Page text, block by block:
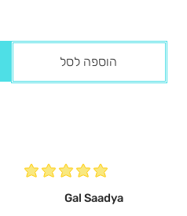
הוספה לסל
Gal Saadya